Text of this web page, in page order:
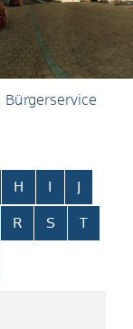
Bürgerservice
H
R S T